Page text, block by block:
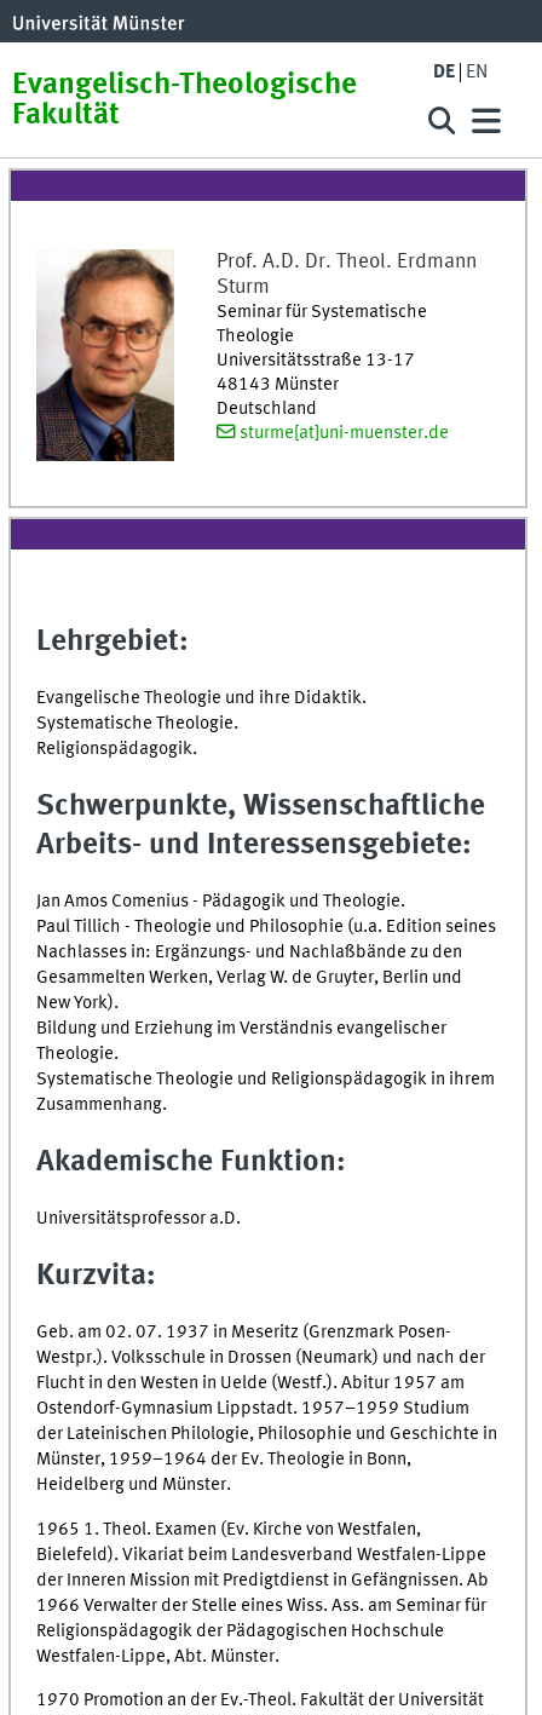
Evangelisch-Theologische
Fakultät
DE EN
Prof. A.D. Dr. Theol. Erdmann
Sturm
Seminar für Systematische
Theologie
Universitätsstraße 13-17
48143 Münster
Deutschland
sturme[at]uni-muenster.de
Lehrgebiet:
Evangelische Theologie und ihre Didaktik.
Systematische Theologie.
Religionspädagogik.
Schwerpunkte, Wissenschaftliche
Arbeits- und Interessensgebiete:
Jan Amos Comenius - Pädagogik und Theologie.
Paul Tillich - Theologie und Philosophie (u.a. Edition seines
Nachlasses in: Ergänzungs- und Nachlaßbände zu den
Gesammelten Werken, Verlag W. de Gruyter, Berlin und
New York).
Bildung und Erziehung im Verständnis evangelischer
Theologie.
Systematische Theologie und Religionspädagogik in ihrem
Zusammenhang.
Akademische Funktion:
Universitätsprofessor a.D.
Kurzvita:
Geb. am 02. 07. 1937 in Meseritz (Grenzmark Posen-
Westpr.). Volksschule in Drossen (Neumark) und nach der
Flucht in den Westen in Uelde (Westf.). Abitur 1957 am
Ostendorf-Gymnasium Lippstadt. 1957–1959 Studium
der Lateinischen Philologie, Philosophie und Geschichte in
Münster, 1959–1964 der Ev. Theologie in Bonn,
Heidelberg und Münster.
1965 1. Theol. Examen (Ev. Kirche von Westfalen,
Bielefeld). Vikariat beim Landesverband Westfalen-Lippe
der Inneren Mission mit Predigtdienst in Gefängnissen. Ab
1966 Verwalter der Stelle eines Wiss. Ass. am Seminar für
Religionspädagogik der Pädagogischen Hochschule
Westfalen-Lippe, Abt. Münster.
1970 Promotion an der Ev.-Theol. Fakultät der Universität